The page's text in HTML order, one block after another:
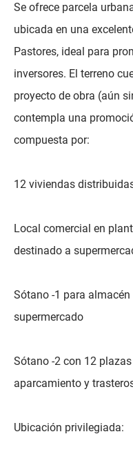
Se ofrece parcela
ubicada en una
Pastores, ideal para
inversores. El terreno
proyecto de obra (aún
contempla una
compuesta por:
12 viviendas
Local comercial en
destinado a
Sótano -1 para almacén
supermercado
Sótano -2 con 12
aparcamiento y
Ubicación privilegiada: